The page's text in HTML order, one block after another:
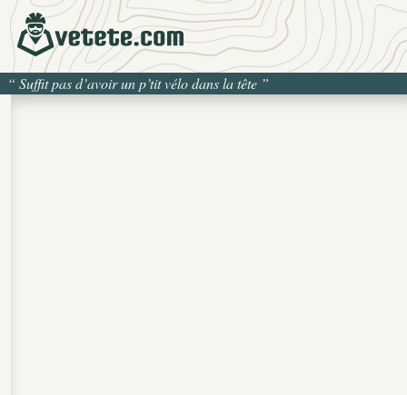
“ Suffit pas d’avoir un p’tit vélo dans la tête ”